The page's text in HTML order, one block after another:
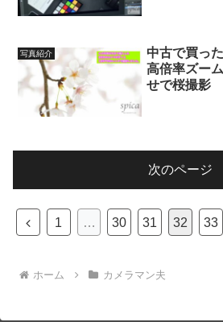
写真紹介
中古で買っ
高倍率ズー
せで桜撮影
次のページ
前
1 … 30 31 32 33
ホーム カメラマン夫